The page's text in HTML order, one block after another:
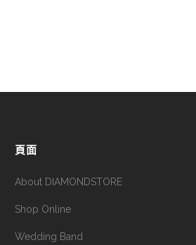
頁面
About DIAMONDSTORE
Shop Online
Wedding Band